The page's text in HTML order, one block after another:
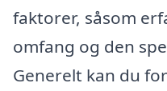
faktorer, såsom
omfang og den
Generelt kan du